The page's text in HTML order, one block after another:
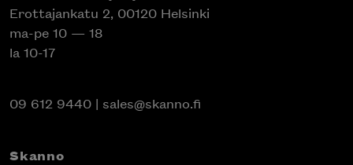
Erottajankatu 2, 00120 Helsinki
ma-pe 10 — 18
la 10-17
09 612 9440 | sales@skanno.fi
Skanno